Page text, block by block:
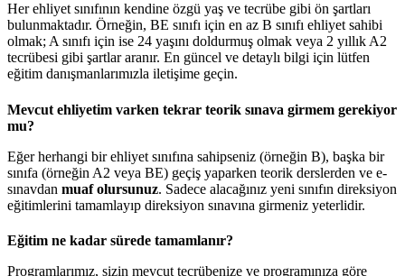
Her ehliyet sınıfının kendine özgü yaş ve tecrübe gibi ön şartları
bulunmaktadır. Örneğin, BE sınıfı için en az B sınıfı ehliyet sahibi
olmak; A sınıfı için ise 24 yaşını doldurmuş olmak veya 2 yıllık A2
tecrübesi gibi şartlar aranır. En güncel ve detaylı bilgi için lütfen
eğitim danışmanlarımızla iletişime geçin.
Mevcut ehliyetim varken tekrar teorik sınava girmem gerekiyor
mu?
Eğer herhangi bir ehliyet sınıfına sahipseniz (örneğin B), başka bir
sınıfa (örneğin A2 veya BE) geçiş yaparken teorik derslerden ve e-
sınavdan muaf olursunuz. Sadece alacağınız yeni sınıfın direksiyon
eğitimlerini tamamlayıp direksiyon sınavına girmeniz yeterlidir.
Eğitim ne kadar sürede tamamlanır?
Programlarımız, sizin mevcut tecrübenize ve programınıza göre